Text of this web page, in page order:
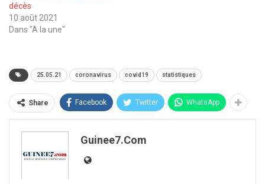
décès
10 août 2021
Dans "A la une"
25.05.21 coronavirus covid19 statistiques
Share Facebook Twitter WhatsApp
Guinee7.com